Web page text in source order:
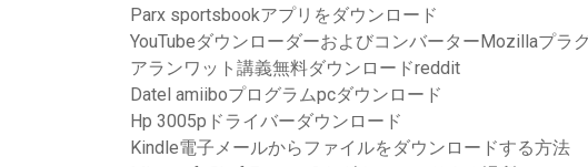
Parx sportsbookアプリをダウンロード
YouTubeダウンローダーおよびコンバーターMozillaプラ
アランワット講義無料ダウンロードreddit
Datel amiiboプログラムpcダウンロード
Hp 3005pドライバーダウンロード
Kindle電子メールからファイルをダウンロードする方法